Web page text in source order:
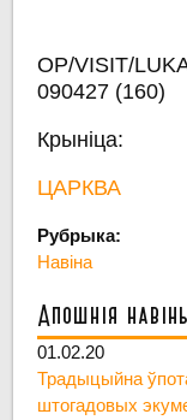
OP/
090427 (160)
Крыніца:
ЦАРКВА
Рубрыка:
Навіна
Апошнія
01.02.20
Традыцыйна
штогадовых